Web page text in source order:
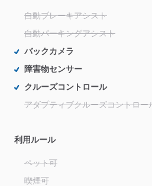
自動ブレーキアシスト
自動パーキングアシスト
バックカメラ
障害物センサー
クルーズコントロール
アダプティブクルーズコントロー
利用ルール
ペット可
喫煙可